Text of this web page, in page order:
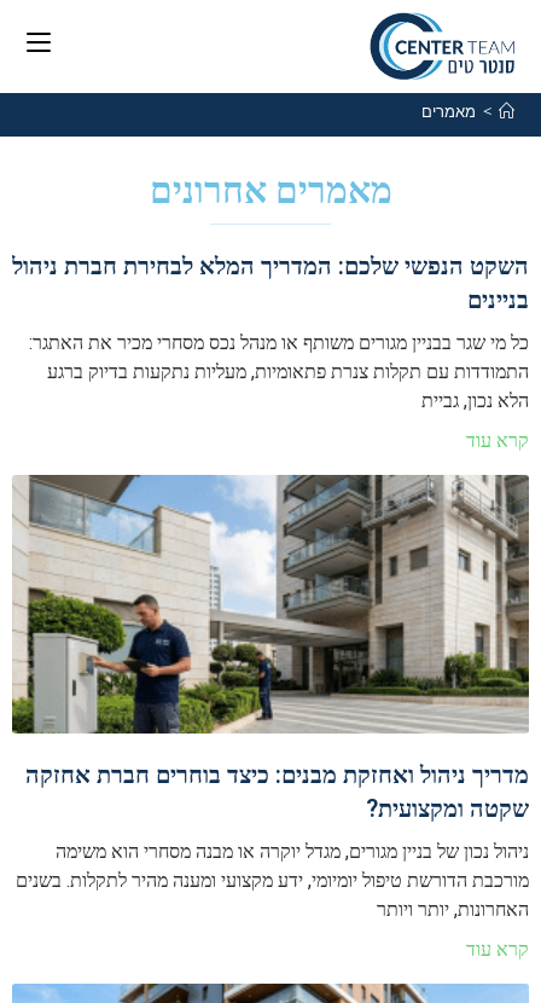
> מאמרים
מאמרים אחרונים
השקט הנפשי שלכם: המדריך המלא לבחירת חברת ניהול
בניינים
כל מי שגר בבניין מגורים משותף או מנהל נכס מסחרי מכיר את האתגר:
התמודדות עם תקלות צנרת פתאומיות, מעליות נתקעות בדיוק ברגע
הלא נכון, גביית
קרא עוד
מדריך ניהול ואחזקת מבנים: כיצד בוחרים חברת אחזקה
שקטה ומקצועית?
ניהול נכון של בניין מגורים, מגדל יוקרה או מבנה מסחרי הוא משימה
מורכבת הדורשת טיפול יומיומי, ידע מקצועי ומענה מהיר לתקלות. בשנים
האחרונות, יותר ויותר
קרא עוד